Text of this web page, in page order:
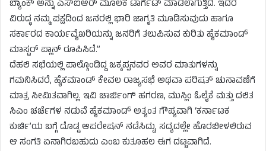
ಬ್ಯಾಂಕ್ ಅನ್ನು ಎಸ್‌ಐಆರ್ ಮೂಲಕ ಟಾರ್ಗೆಟ್ ಮಾಡಲಾಗುತ್ತಿದೆ. ಇದರ
ವಿರುದ್ಧ ನಮ್ಮ ಪಕ್ಷದಿಂದ ಜನರಲ್ಲಿ ಭಾರಿ ಜಾಗೃತಿ ಮೂಡಿಸುವುದು ಹಾಗೂ
ಸರ್ಕಾರದ ಕಾರ್ಯವೈಖರಿಯನ್ನು ಜನರಿಗೆ ತಲುಪಿಸುವ ಕುರಿತು ಹೈಕಮಾಂಡ್
ಮಾಸ್ಟರ್ ಪ್ಲಾನ್ ರೂಪಿಸಿದೆ.”
ದೆಹಲಿ ಸಭೆಯಲ್ಲಿ ಪಾಲ್ಗೊಂಡಿದ್ದ ಜಕ್ಕಪ್ಪನವರ ಅವರ ಮಾತುಗಳನ್ನು
ಗಮನಿಸಿದರೆ, ಹೈಕಮಾಂಡ್ ಕೇವಲ ರಾಜ್ಯಸಭೆ ಅಥವಾ ಪರಿಷತ್ ಚುನಾವಣೆಗೆ
ಮಾತ್ರ ಸೀಮಿತವಾಗಿಲ್ಲ. ಇವಿ ಚಾರ್ಜಿಂಗ್ ಹಗರಣ, ಮುಸ್ಲಿಂ ಓಲೈಕೆ ಮತ್ತು ದಲಿತ
ಸಿಎಂ ಚರ್ಚೆಗಳ ನಡುವೆ ಹೈಕಮಾಂಡ್ ಅತ್ಯಂತ ಗೌಪ್ಯವಾಗಿ ‘ಕರ್ನಾಟಕ
ಕುರ್ಚಿ’ಯ ಬಗ್ಗೆ ದೊಡ್ಡ ಆಪರೇಷನ್ ನಡೆಸಿದ್ದು, ಸದ್ಯದಲ್ಲೇ ಹೊರಬೀಳಲಿರುವ
ಆ ಸಂಗತಿ ಏನಾಗಿರಬಹುದು ಎಂಬ ಕುತೂಹಲ ಈಗ ದಟ್ಟವಾಗಿದೆ.